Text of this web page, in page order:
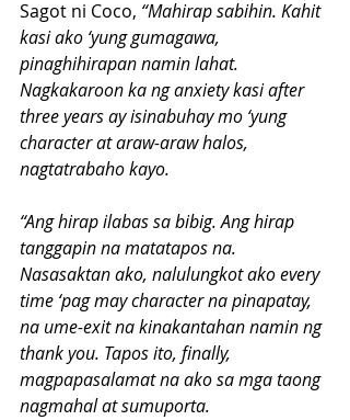
Sagot ni Coco, “Mahirap sabihin. Kahit
kasi ako ‘yung gumagawa,
pinaghihirapan namin lahat.
Nagkakaroon ka ng anxiety kasi after
three years ay isinabuhay mo ‘yung
character at araw-araw halos,
nagtatrabaho kayo.
“Ang hirap ilabas sa bibig. Ang hirap
tanggapin na matatapos na.
Nasasaktan ako, nalulungkot ako every
time ‘pag may character na pinapatay,
na ume-exit na kinakantahan namin ng
thank you. Tapos ito, finally,
magpapasalamat na ako sa mga taong
nagmahal at sumuporta.